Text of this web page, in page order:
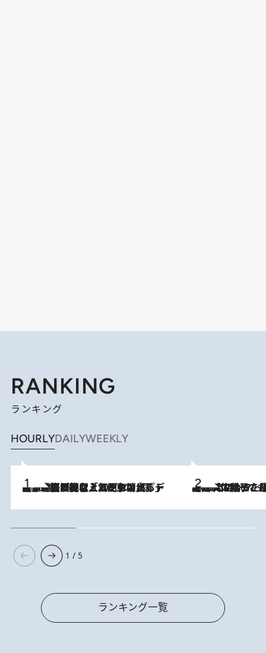
RANKING
ランキング
HOURLYDAILYWEEKLY
2026.8.5
【なぜ吉沢亮は「気配を消せる」のか？】興行収入208億の『国宝』を経て挑むミュージカル『ディア・エヴァン・ハンセン』。トップ俳優が舞台上でさらけ出した“孤独”とは 2026.8.5
【阿川佐和子さんの年とる力】なぜ70代で始めた趣味は“こんなに楽しい”のか？ ピアノ、俳句…スランプに陥っても続けられる“ある秘訣”とは
1 / 5
ランキング一覧